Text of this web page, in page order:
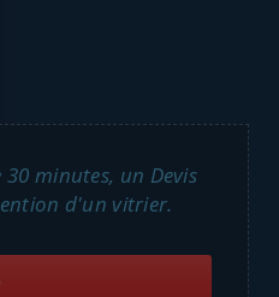
minutes, un Devis
d'un vitrier.